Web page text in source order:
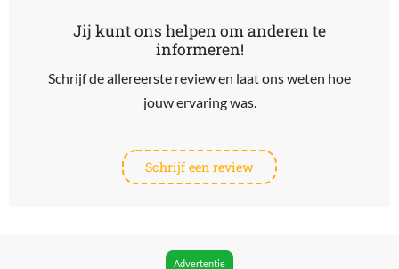
Jij kunt ons helpen om anderen te
informeren!
Schrijf de allereerste review en laat ons weten hoe
jouw ervaring was.
Schrijf een review
Advertentie